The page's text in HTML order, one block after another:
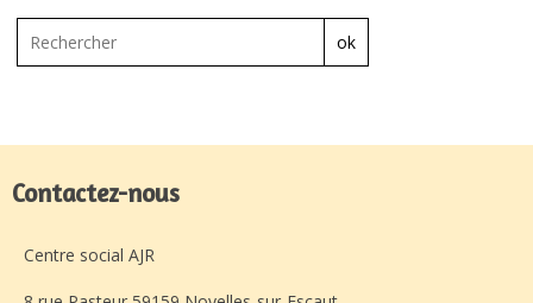
ok
Contactez-nous
Centre social AJR